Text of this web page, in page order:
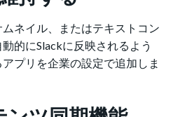
ネイル、またはテキストコン
的にSlackに反映されるよう
プリを企業の設定で追加しま